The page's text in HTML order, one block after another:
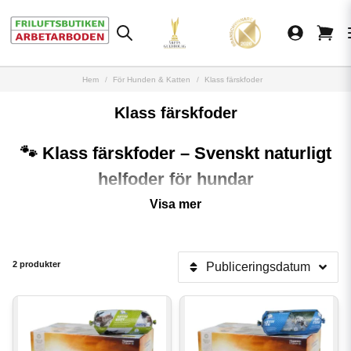
Hem För Hunden & Katten Klass färskfoder
Klass färskfoder
🐾 Klass färskfoder – Svenskt naturligt
helfoder för hundar
Ge din hund den bästa starten i livet med
hundraser – från valp till senior
.
Klass färskfoder tillverkas avanimaliska råvaror som nöt, kyckling, lamm
och fisk, i kombination med spannmål, grönsaker och nyttiga oljor.
Resultatet blir enbalanserad måltid
som stödjer hundens matsmältning,
Visa mer
2 produkter Publiceringsdatum